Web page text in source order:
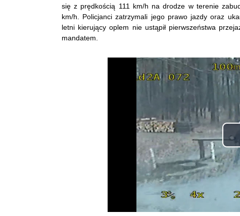
się z prędkością 111 km/h na drodze w terenie
km/h. Policjanci zatrzymali jego prawo jazdy oraz
letni kierujący oplem nie ustąpił pierwszeństwa
mandatem.